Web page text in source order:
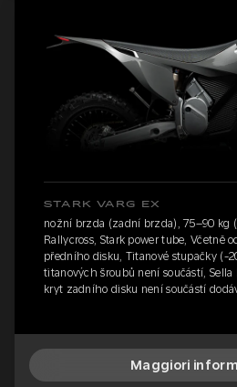
STARK VARG EX
nožní brzda (zadní brzda), 75–90 kg
Rallycross, Stark power tube, Včetně
předního disku, Titanové stupačky (-
titanových šroubů není součástí,
kryt zadního disku není součástí
Maggiori